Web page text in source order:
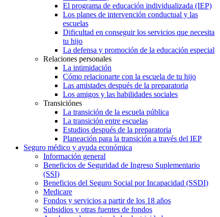
El programa de educación individualizada (IEP)
Los planes de intervención conductual y las
escuelas
Dificultad en conseguir los servicios que necesita
tu hijo
La defensa y promoción de la educación especial
Relaciones personales
La intimidación
Cómo relacionarte con la escuela de tu hijo
Las amistades después de la preparatoria
Los amigos y las habilidades sociales
Transiciónes
La transición de la escuela pública
La transición entre escuelas
Estudios después de la preparatoria
Planeación para la transición a través del IEP
Seguro médico y ayuda económica
Información general
Beneficios de Seguridad de Ingreso Suplementario
(SSI)
Beneficios del Seguro Social por Incapacidad (SSDI)
Medicare
Fondos y servicios a partir de los 18 años
Subsidios y otras fuentes de fondos